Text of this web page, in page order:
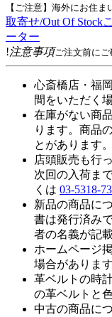
【ご注意】海外にお住
取寄せ/Out Of Stock
ーター
!注意事項ご注文前に
心斎橋店・福
間をいただく
在庫がない商
ります。商品
とがあります。
店頭販売も行
次回の入荷ま
くは 03-5318-
新品の商品に
書は発行済み
者の名義が記
ホームページ
場合があります
革ベルトの時
の革ベルトと
中古の商品に